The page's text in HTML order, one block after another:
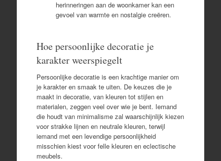
herinneringen aan de woonkamer kan een
gevoel van warmte en nostalgie creëren.
Hoe persoonlijke decoratie je
karakter weerspiegelt
Persoonlijke decoratie is een krachtige manier om
je karakter en smaak te uiten. De keuzes die je
maakt in decoratie, van kleuren tot stijlen en
materialen, zeggen veel over wie je bent. Iemand
die houdt van minimalisme zal waarschijnlijk kiezen
voor strakke lijnen en neutrale kleuren, terwijl
iemand met een levendige persoonlijkheid
misschien kiest voor felle kleuren en eclectische
meubels.